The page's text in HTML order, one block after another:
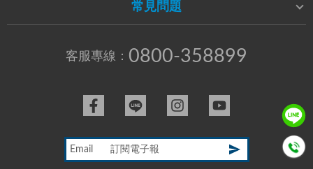
常見問題
客服專線： 0800-358899
Email